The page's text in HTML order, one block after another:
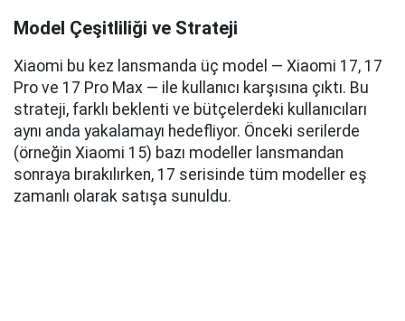
Model Çeşitliliği ve Strateji
Xiaomi bu kez lansmanda üç model — Xiaomi 17, 17
Pro ve 17 Pro Max — ile kullanıcı karşısına çıktı. Bu
strateji, farklı beklenti ve bütçelerdeki kullanıcıları
aynı anda yakalamayı hedefliyor. Önceki serilerde
(örneğin Xiaomi 15) bazı modeller lansmandan
sonraya bırakılırken, 17 serisinde tüm modeller eş
zamanlı olarak satışa sunuldu.